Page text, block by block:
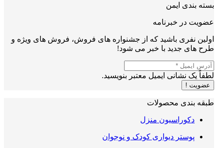
بسته بندی ایمن
عضویت در خبرنامه
اولین نفری باشید که از جشنواره های فروش، فروش های ویژه و
طرح های جدید با خبر می شود!
لطفاً یک نشانی ایمیل معتبر بنویسید.
عضویت !
طبقه بندی محصولات
دکوراسیون منزل
پوستر دیواری کودک و نوجوان